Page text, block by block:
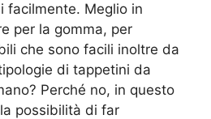
facilmente. Meglio in
per la gomma, per
che sono facili inoltre da
di tappetini da
Perché no, in questo
possibilità di far